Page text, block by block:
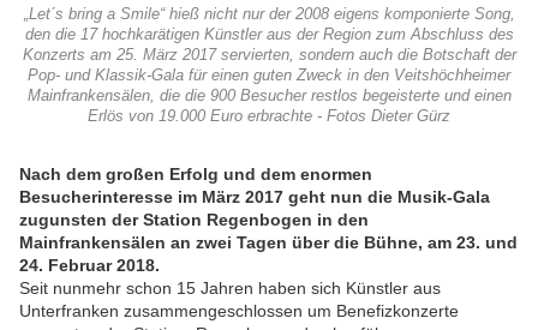
„Let´s bring a Smile“ hieß nicht nur der 2008 eigens komponierte Song,
den die 17 hochkarätigen Künstler aus der Region zum Abschluss des
Konzerts am 25. März 2017 servierten, sondern auch die Botschaft der
Pop- und Klassik-Gala für einen guten Zweck in den Veitshöchheimer
Mainfrankensälen, die die 900 Besucher restlos begeisterte und einen
Erlös von 19.000 Euro erbrachte - Fotos Dieter Gürz
Nach dem großen Erfolg und dem enormen
Besucherinteresse im März 2017 geht nun die Musik-Gala
zugunsten der Station Regenbogen in den
Mainfrankensälen an zwei Tagen über die Bühne, am 23. und
24. Februar 2018.
Seit nunmehr schon 15 Jahren haben sich Künstler aus
Unterfranken zusammengeschlossen um Benefizkonzerte